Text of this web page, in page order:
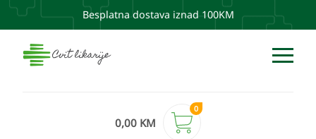
Besplatna dostava iznad 100KM
0,00 KM
0